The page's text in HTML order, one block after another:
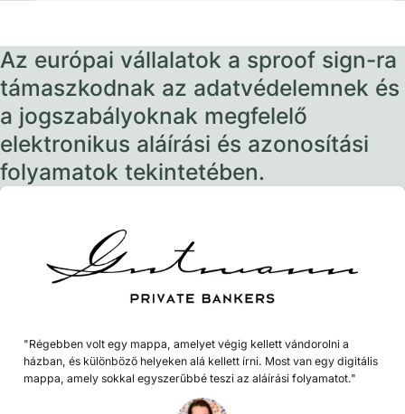
Az európai vállalatok a sproof sign-ra
támaszkodnak az adatvédelemnek és
a jogszabályoknak megfelelő
elektronikus aláírási és azonosítási
folyamatok tekintetében.
"Régebben volt egy mappa, amelyet végig kellett vándorolni a
házban, és különböző helyeken alá kellett írni. Most van egy digitális
mappa, amely sokkal egyszerűbbé teszi az aláírási folyamatot."